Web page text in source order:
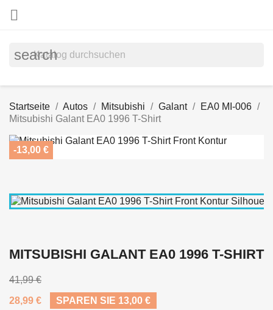

search
Startseite Autos Mitsubishi Galant
EA0 MI-006
Mitsubishi Galant EA0 1996 T-Shirt
-13,00 €
MITSUBISHI GALANT EA0 1996 T-SHIRT
41,99 €
28,99 €
SPAREN SIE 13,00 €